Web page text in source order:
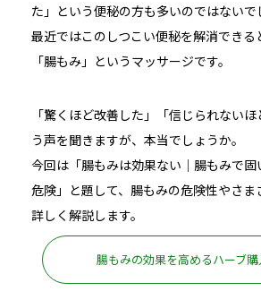
た」という便秘の方も多いのではないで
最近ではこのしつこい便秘を解消できる
「腸もみ」というマッサージです。
「驚くほど改善した」「信じられない
う声を聞きますが、本当でしょうか。
今回は「腸もみは効果ない｜腸もみで
危険」と題して、腸もみの危険性やさま
詳しく解説します。
腸もみの効果を高めるハーブ購